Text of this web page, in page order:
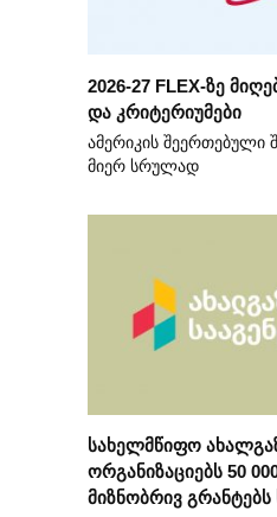
2026-27 FLEX-ზე
და კრიტერიუმები
ამერიკის შეერთებული
მიერ სრულად
სახელმწიფო
ორგანიზაციებს 50
მიზნობრივ გრანტებს